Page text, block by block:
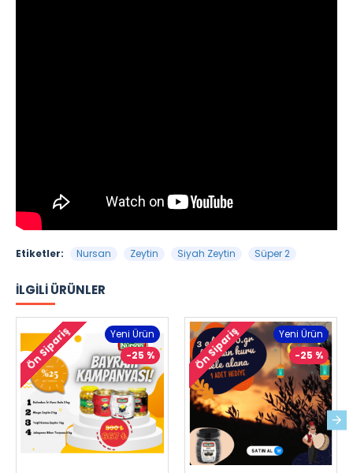
Etiketler: Nursan Zeytin Siyah Zeytin Süper 2
İLGILI ÜRÜNLER
Yeni Ürün
-25 %
Ön Sipariş
Yeni Ürün
-25 %
Ön Sipariş